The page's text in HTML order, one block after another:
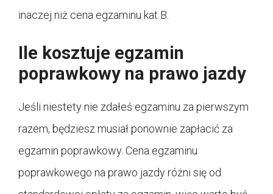
inaczej niż cena egzaminu kat B.
Ile kosztuje egzamin
poprawkowy na prawo jazdy
Jeśli niestety nie zdałeś egzaminu za pierwszym
razem, będziesz musiał ponownie zapłacić za
egzamin poprawkowy. Cena egzaminu
poprawkowego na prawo jazdy różni się od